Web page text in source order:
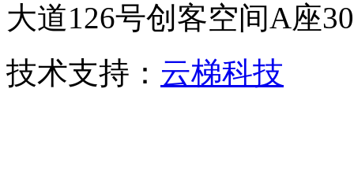
大道126号创客空间A座
技术支持： 云梯科技